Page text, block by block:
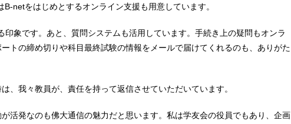
netをはじめとするオンライン支援も用意しています。
象です。あと、質問システムも活用しています。手続き上の疑問もオンラ
トの締め切りや科目最終試験の情報をメールで届けてくれるのも、ありがた
、我々教員が、責任を持って返信させていただいています。
活発なのも佛大通信の魅力だと思います。私は学友会の役員でもあり、企画